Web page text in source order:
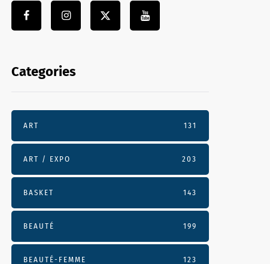
Categories
ART 131
ART / EXPO 203
BASKET 143
BEAUTÉ 199
BEAUTÉ-FEMME 123